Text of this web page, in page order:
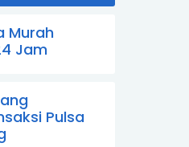
Murah
Jam
Pulsa